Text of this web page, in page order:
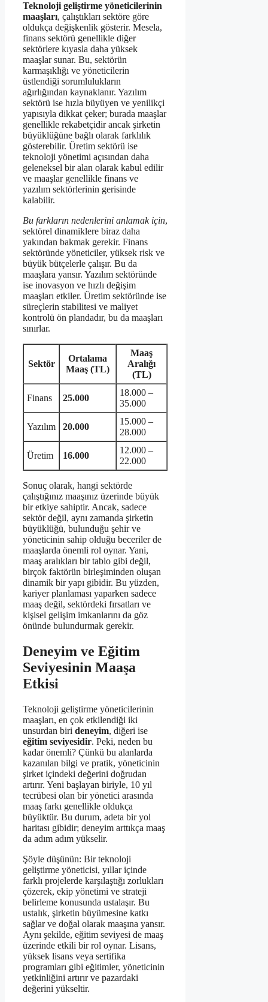
Teknoloji geliştirme yöneticilerinin
maaşları, çalıştıkları sektöre göre
oldukça değişkenlik gösterir. Mesela,
finans sektörü genellikle diğer
sektörlere kıyasla daha yüksek
maaşlar sunar. Bu, sektörün
karmaşıklığı ve yöneticilerin
üstlendiği sorumlulukların
ağırlığından kaynaklanır. Yazılım
sektörü ise hızla büyüyen ve yenilikçi
yapısıyla dikkat çeker; burada maaşlar
genellikle rekabetçidir ancak şirketin
büyüklüğüne bağlı olarak farklılık
gösterebilir. Üretim sektörü ise
teknoloji yönetimi açısından daha
geleneksel bir alan olarak kabul edilir
ve maaşlar genellikle finans ve
yazılım sektörlerinin gerisinde
kalabilir.
Bu farkların nedenlerini anlamak için,
sektörel dinamiklere biraz daha
yakından bakmak gerekir. Finans
sektöründe yöneticiler, yüksek risk ve
büyük bütçelerle çalışır. Bu da
maaşlara yansır. Yazılım sektöründe
ise inovasyon ve hızlı değişim
maaşları etkiler. Üretim sektöründe ise
süreçlerin stabilitesi ve maliyet
kontrolü ön plandadır, bu da maaşları
sınırlar.
Sektör
Ortalama
Maaş (TL)
Maaş
Aralığı
(TL)
Finans 25.000
18.000 –
35.000
Yazılım 20.000
15.000 –
28.000
Üretim 16.000
12.000 –
22.000
Sonuç olarak, hangi sektörde
çalıştığınız maaşınız üzerinde büyük
bir etkiye sahiptir. Ancak, sadece
sektör değil, aynı zamanda şirketin
büyüklüğü, bulunduğu şehir ve
yöneticinin sahip olduğu beceriler de
maaşlarda önemli rol oynar. Yani,
maaş aralıkları bir tablo gibi değil,
birçok faktörün birleşiminden oluşan
dinamik bir yapı gibidir. Bu yüzden,
kariyer planlaması yaparken sadece
maaş değil, sektördeki fırsatları ve
kişisel gelişim imkanlarını da göz
önünde bulundurmak gerekir.
Deneyim ve Eğitim
Seviyesinin Maaşa
Etkisi
Teknoloji geliştirme yöneticilerinin
maaşları, en çok etkilendiği iki
unsurdan biri deneyim, diğeri ise
eğitim seviyesidir. Peki, neden bu
kadar önemli? Çünkü bu alanlarda
kazanılan bilgi ve pratik, yöneticinin
şirket içindeki değerini doğrudan
artırır. Yeni başlayan biriyle, 10 yıl
tecrübesi olan bir yönetici arasında
maaş farkı genellikle oldukça
büyüktür. Bu durum, adeta bir yol
haritası gibidir; deneyim arttıkça maaş
da adım adım yükselir.
Şöyle düşünün: Bir teknoloji
geliştirme yöneticisi, yıllar içinde
farklı projelerde karşılaştığı zorlukları
çözerek, ekip yönetimi ve strateji
belirleme konusunda ustalaşır. Bu
ustalık, şirketin büyümesine katkı
sağlar ve doğal olarak maaşına yansır.
Aynı şekilde, eğitim seviyesi de maaş
üzerinde etkili bir rol oynar. Lisans,
yüksek lisans veya sertifika
programları gibi eğitimler, yöneticinin
yetkinliğini artırır ve pazardaki
değerini yükseltir.